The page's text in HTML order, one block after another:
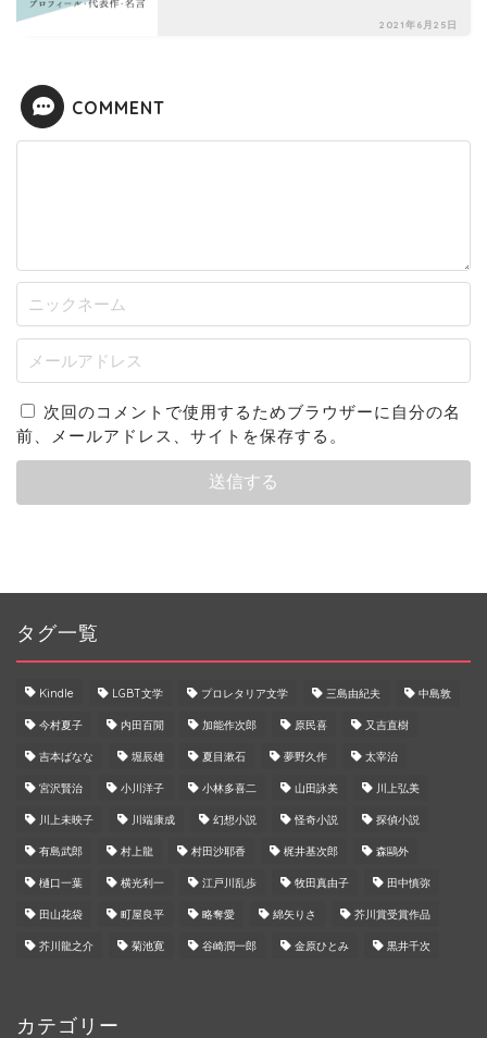
2021年6月25日
COMMENT
次回のコメントで使用するためブラウザーに自分の名
前、メールアドレス、サイトを保存する。
タグ一覧
Kindle LGBT文学 プロレタリア文学 三島由紀夫 中島敦
今村夏子 内田百閒 加能作次郎 原民喜 又吉直樹
吉本ばなな 堀辰雄 夏目漱石 夢野久作 太宰治
宮沢賢治 小川洋子 小林多喜二 山田詠美 川上弘美
川上未映子 川端康成 幻想小説 怪奇小説 探偵小説
有島武郎 村上龍 村田沙耶香 梶井基次郎 森鷗外
樋口一葉 横光利一 江戸川乱歩 牧田真由子 田中慎弥
田山花袋 町屋良平 略奪愛 綿矢りさ 芥川賞受賞作品
芥川龍之介 菊池寛 谷崎潤一郎 金原ひとみ 黒井千次
カテゴリー